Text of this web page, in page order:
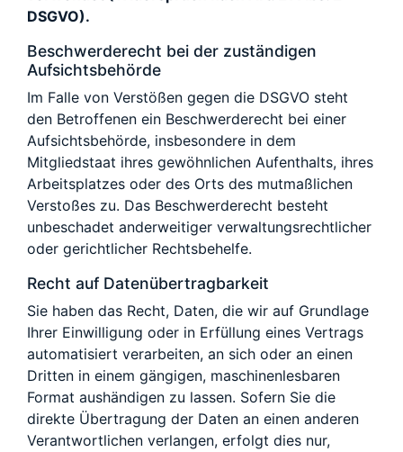
DSGVO).
Beschwerderecht bei der zuständigen
Aufsichtsbehörde
Im Falle von Verstößen gegen die DSGVO steht
den Betroffenen ein Beschwerderecht bei einer
Aufsichtsbehörde, insbesondere in dem
Mitgliedstaat ihres gewöhnlichen Aufenthalts, ihres
Arbeitsplatzes oder des Orts des mutmaßlichen
Verstoßes zu. Das Beschwerderecht besteht
unbeschadet anderweitiger verwaltungsrechtlicher
oder gerichtlicher Rechtsbehelfe.
Recht auf Datenübertragbarkeit
Sie haben das Recht, Daten, die wir auf Grundlage
Ihrer Einwilligung oder in Erfüllung eines Vertrags
automatisiert verarbeiten, an sich oder an einen
Dritten in einem gängigen, maschinenlesbaren
Format aushändigen zu lassen. Sofern Sie die
direkte Übertragung der Daten an einen anderen
Verantwortlichen verlangen, erfolgt dies nur,